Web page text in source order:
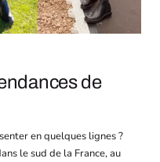
de
en quelques lignes ?
le sud de la France, au